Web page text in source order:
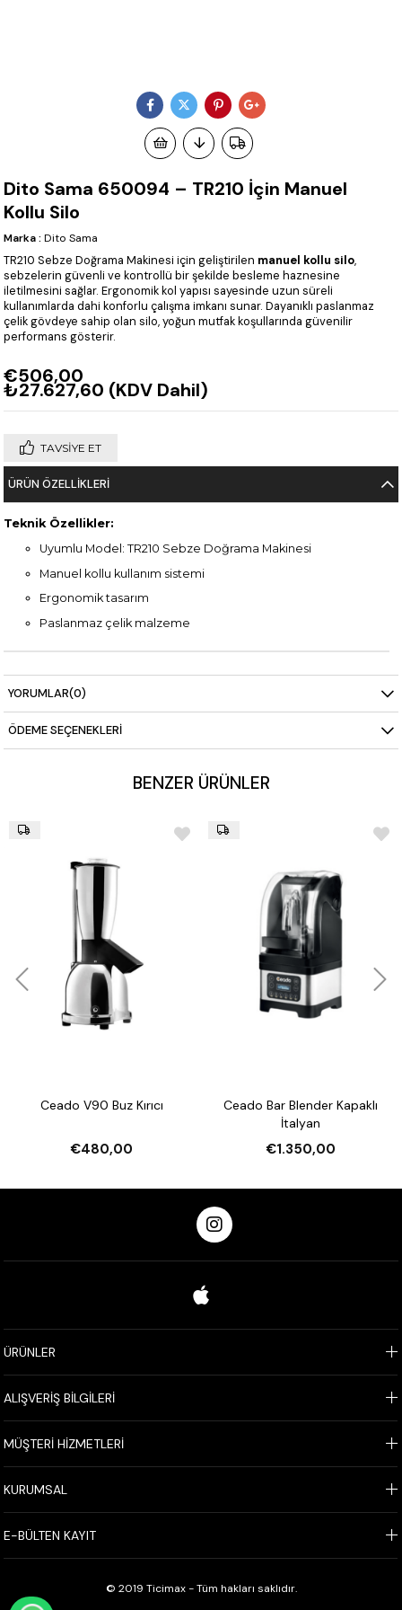
Dito Sama 650094 – TR210 İçin Manuel
Kollu Silo
Marka : Dito Sama
TR210 Sebze Doğrama Makinesi için geliştirilen manuel kollu silo,
sebzelerin güvenli ve kontrollü bir şekilde besleme haznesine
iletilmesini sağlar. Ergonomik kol yapısı sayesinde uzun süreli
kullanımlarda dahi konforlu çalışma imkanı sunar. Dayanıklı paslanmaz
çelik gövdeye sahip olan silo, yoğun mutfak koşullarında güvenilir
performans gösterir.
€506,00
₺27.627,60 (KDV Dahil)
TAVSIYE ET
ÜRÜN ÖZELLIKLERI
Teknik Özellikler:
Uyumlu Model: TR210 Sebze Doğrama Makinesi
Manuel kollu kullanım sistemi
Ergonomik tasarım
Paslanmaz çelik malzeme
YORUMLAR(0)
ÖDEME SEÇENEKLERI
BENZER ÜRÜNLER
Ceado V90 Buz Kırıcı
€480,00
Ceado Bar Blender Kapaklı
İtalyan
€1.350,00
ÜRÜNLER
ALIŞVERİŞ BİLGİLERİ
MÜŞTERİ HİZMETLERİ
KURUMSAL
E-BÜLTEN KAYIT
© 2019 Ticimax - Tüm hakları saklıdır.